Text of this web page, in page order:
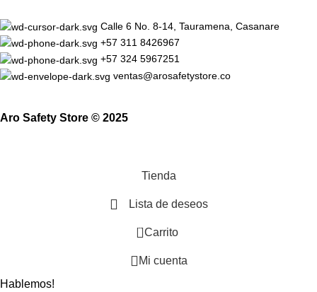
Calle 6 No. 8-14, Tauramena, Casanare
+57 311 8426967
+57 324 5967251
ventas@arosafetystore.co
Aro Safety Store © 2025
Tienda
Lista de deseos
0 Carrito
Mi cuenta
Hablemos!